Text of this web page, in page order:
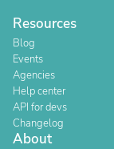
Resources
Blog
Events
Agencies
Help center
API for devs
Changelog
About